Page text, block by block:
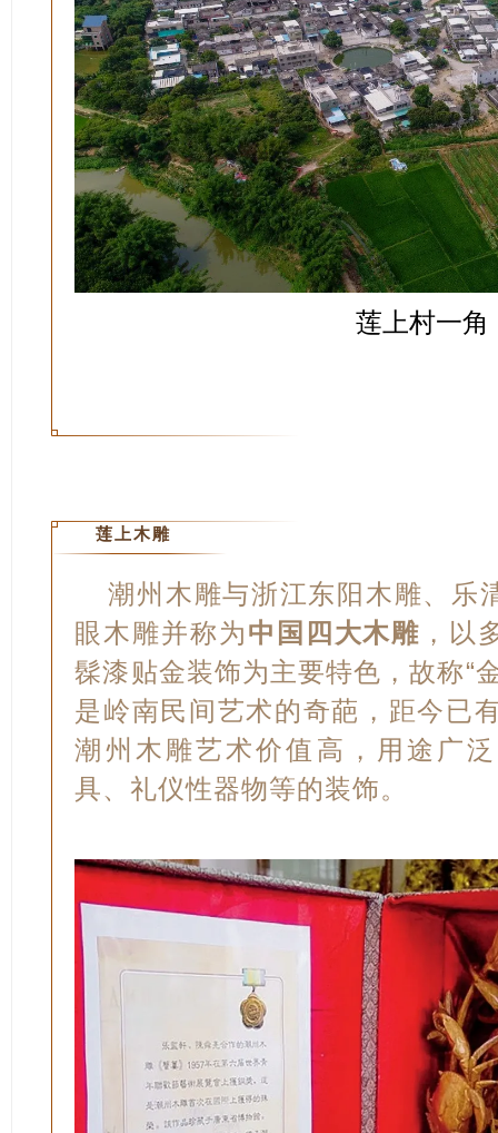
莲上村一角
莲上木雕
潮州木雕与浙江东阳木雕、乐
眼木雕并称为中国四大木雕 ，以
髹漆贴金装饰为主要特色，故称“
是岭南民间艺术的奇葩，距今已
潮州木雕艺术价值高，用途广
具、礼仪性器物等的装饰。